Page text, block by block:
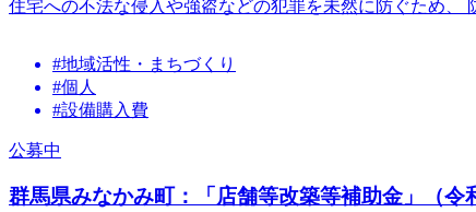
住宅への不法な侵入や強盗などの犯罪を未然に防ぐため、
#地域活性・まちづくり
#個人
#設備購入費
公募中
群馬県みなかみ町：「店舗等改築等補助金」（令